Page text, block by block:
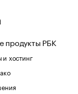
продукты РБК
хостинг